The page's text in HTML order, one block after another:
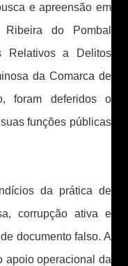
e apreensão em
do Pombal
Relativos a Delitos
da Comarca de
foram deferidos o
funções públicas
da prática de
corrupção ativa e
documento falso. A
apoio operacional da